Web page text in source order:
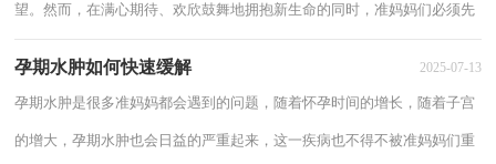
望。然而，在满心期待、欢欣鼓舞地拥抱新生命的同时，准妈妈们必须先
孕期水肿如何快速缓解 2025-07-13
孕期水肿是很多准妈妈都会遇到的问题，随着怀孕时间的增长，随着子宫
的增大，孕期水肿也会日益的严重起来，这一疾病也不得不被准妈妈们重